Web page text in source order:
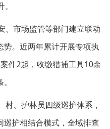
、市场监管等部门建立联动
。近两年累计开展专项执
件2起，收缴猎捕工具10余
、护林员四级巡护体系，
护相结合模式，全域排查